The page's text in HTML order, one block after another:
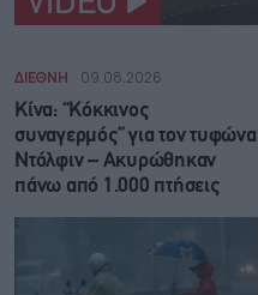
ΔΙΕΘΝΗ 09.08.2026
Κίνα: “Κόκκινος
συναγερμός” για τον τυφώνα
Ντόλφιν – Ακυρώθηκαν
πάνω από 1.000 πτήσεις